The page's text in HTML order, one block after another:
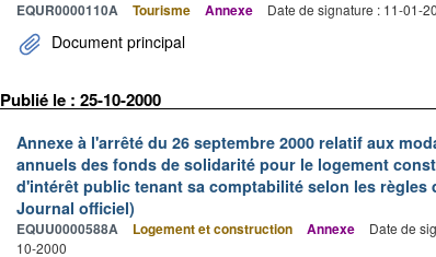
EQUR0000110A Tourisme Annexe Date de signature : 11-01-
Document principal
Publié le : 25-10-2000
Annexe à l'arrêté du 26 septembre 2000 relatif aux
annuels des fonds de solidarité pour le logement
d'intérêt public tenant sa comptabilité selon les
Journal officiel)
EQUU0000588A Logement et construction Annexe Date de
10-2000